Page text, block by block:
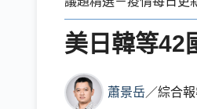
美日韓等42
蕭景岳／綜合